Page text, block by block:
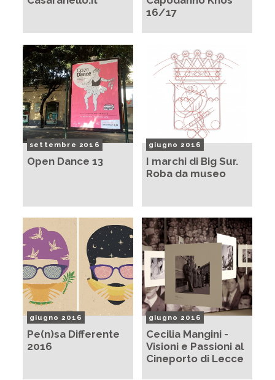
16/17
settembre 2016
Open Dance 13
giugno 2016
I marchi di Big Sur.
Roba da museo
giugno 2016
Pe(n)sa Differente
2016
giugno 2016
Cecilia Mangini -
Visioni e Passioni al
Cineporto di Lecce